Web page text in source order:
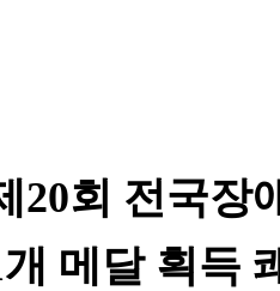
20회 전국장
메달 획득